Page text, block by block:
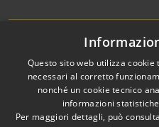
Questo sito web utilizza
necessari al corretto
nonché un cookie tecnico
informazioni
Per maggiori dettagli, può